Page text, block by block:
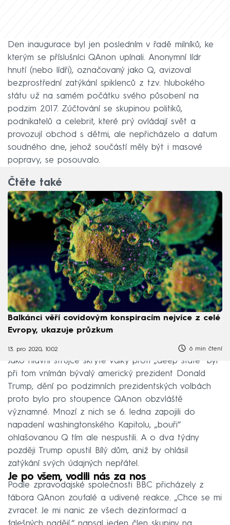
Den inaugurace byl jen posledním v řadě milníků, ke
kterým se příslušníci QAnon upínali. Anonymní lídr
hnutí (nebo lídři), označovaný jako Q, avizoval
bezprostřední zatýkání spiklenců z tzv. hlubokého
státu už na samém počátku svého působení na
podzim 2017. Zúčtování se skupinou politiků,
podnikatelů a celebrit, které prý ovládají svět a
provozují obchod s dětmi, ale nepřicházelo a datum
soudného dne, jehož součástí měly být i masové
popravy, se posouvalo.
Čtěte také
Balkánci věří covidovým konspiracím nejvíce z celé
Evropy, ukazuje průzkum
13. pro 2020, 10:02 6 min čtení
Jako hlavní strůjce skryté války proti „deep state“ byl
při tom vnímán bývalý americký prezident Donald
Trump, dění po podzimních prezidentských volbách
proto bylo pro stoupence QAnon obzvláště
významné. Mnozí z nich se 6. ledna zapojili do
napadení washingtonského Kapitolu, „bouři“
ohlašovanou Q tím ale nespustili. A o dva týdny
později Trump opustil Bílý dům, aniž by ohlásil
zatýkání svých údajných nepřátel.
Je po všem, vodili nás za nos
Podle zpravodajské společnosti BBC přicházely z
tábora QAnon zoufalé a udivené reakce. „Chce se mi
zvracet. Je mi nanic ze všech dezinformací a